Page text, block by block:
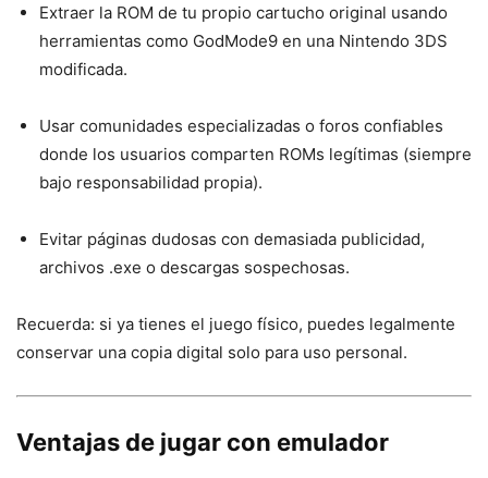
Extraer la ROM de tu propio cartucho original usando
herramientas como GodMode9 en una Nintendo 3DS
modificada.
Usar comunidades especializadas o foros confiables
donde los usuarios comparten ROMs legítimas (siempre
bajo responsabilidad propia).
Evitar páginas dudosas con demasiada publicidad,
archivos .exe o descargas sospechosas.
Recuerda: si ya tienes el juego físico, puedes legalmente
conservar una copia digital solo para uso personal.
Ventajas de jugar con emulador